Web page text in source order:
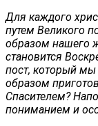
Для каждого
путем Великого
образом нашего
становится
пост, который
образом
Спасителем?
пониманием и